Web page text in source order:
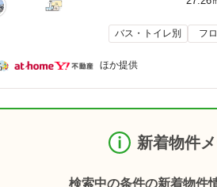
バス・トイレ別 フ
ほか提供
新着物件
検索中の条件の新着物件